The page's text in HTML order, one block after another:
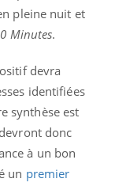
pleine nuit et
Minutes.
devra
identifiées
synthèse est
donc
à un bon
un premier